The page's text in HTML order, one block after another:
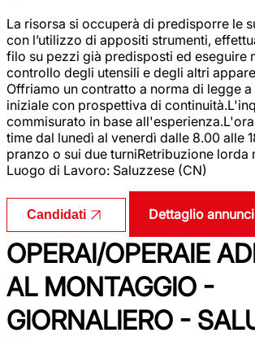
La risorsa si occuperà di predisporre le
con l’utilizzo di appositi strumenti,
filo su pezzi già predisposti ed eseguire
controllo degli utensili e degli altri
Offriamo un contratto a norma di legge
iniziale con prospettiva di
commisurato in base
time dal lunedì al venerdì dalle 8.00 alle
pranzo o sui due turniRetribuzione lorda
Luogo di Lavoro: Saluzzese (CN)
Candidati Dettaglio
OPERAI/OPERAIE
AL MONTAGGIO -
GIORNALIERO -